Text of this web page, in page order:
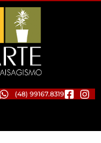
(48) 99167.8319